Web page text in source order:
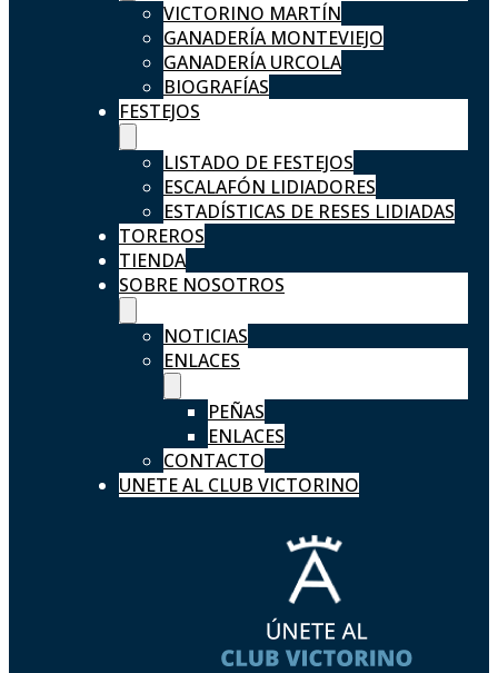
VICTORINO MARTÍN
GANADERÍA MONTEVIEJO
GANADERÍA URCOLA
BIOGRAFÍAS
FESTEJOS
LISTADO DE FESTEJOS
ESCALAFÓN LIDIADORES
ESTADÍSTICAS DE RESES LIDIADAS
TOREROS
TIENDA
SOBRE NOSOTROS
NOTICIAS
ENLACES
PEÑAS
ENLACES
CONTACTO
UNETE AL CLUB VICTORINO